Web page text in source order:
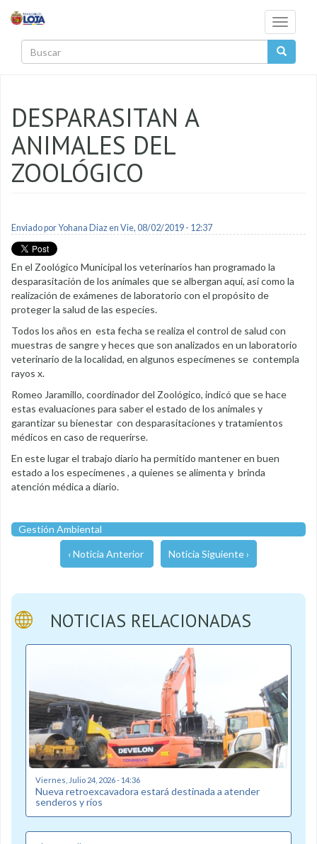
Toggle
DESPARASITAN A
ANIMALES DEL
ZOOLÓGICO
Enviado porYohana Diazen Vie, 08/02/2019 - 12:37
En el Zoológico Municipal los veterinarios han programado la
desparasitación de los animales que se albergan aquí, así como la
realización de exámenes de laboratorio con el propósito de
proteger la salud de las especies.
Todos los años en esta fecha se realiza el control de salud con
muestras de sangre y heces que son analizados en un laboratorio
veterinario de la localidad, en algunos especímenes se contempla
rayos x.
Romeo Jaramillo, coordinador del Zoológico, indicó que se hace
estas evaluaciones para saber el estado de los animales y
garantizar su bienestar con desparasitaciones y tratamientos
médicos en caso de requerirse.
En este lugar el trabajo diario ha permitido mantener en buen
estado a los especímenes , a quienes se alimenta y brinda
atención médica a diario.
Gestión Ambiental
‹ Noticia Anterior Noticia Siguiente ›
NOTICIAS RELACIONADAS
Viernes, Julio 24, 2026 - 14:36
Nueva retroexcavadora estará destinada a atender
senderos y ríos